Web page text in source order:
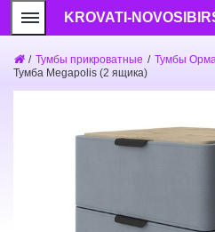
KROVATI-
/ Тумбы прикроватные / Тумбы
Тумба Megapolis (2 ящика)